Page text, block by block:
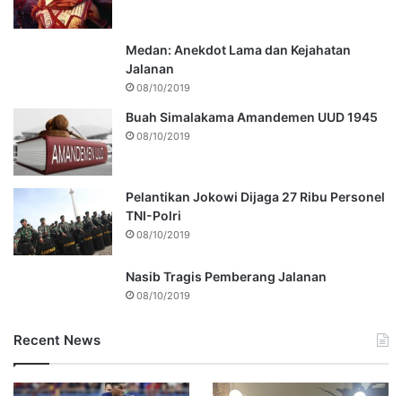
Medan: Anekdot Lama dan Kejahatan
Jalanan
08/10/2019
Buah Simalakama Amandemen UUD 1945
08/10/2019
Pelantikan Jokowi Dijaga 27 Ribu Personel
TNI-Polri
08/10/2019
Nasib Tragis Pemberang Jalanan
08/10/2019
Recent News